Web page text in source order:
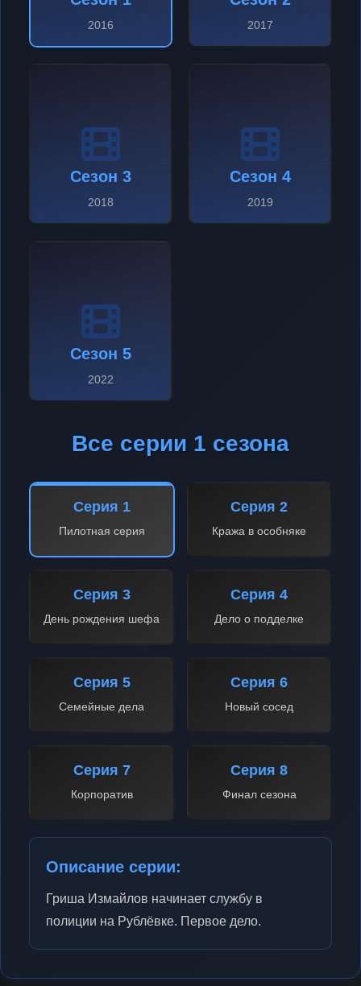
2016 2017
Сезон 3
2018
Сезон 4
2019
Сезон 5
2022
Все серии 1 сезона
Серия 1
Пилотная серия
Серия 2
Кража в особняке
Серия 3
День рождения шефа
Серия 4
Дело о подделке
Серия 5
Семейные дела
Серия 6
Новый сосед
Серия 7
Корпоратив
Серия 8
Финал сезона
Описание серии:
Гриша Измайлов начинает службу в
полиции на Рублёвке. Первое дело.